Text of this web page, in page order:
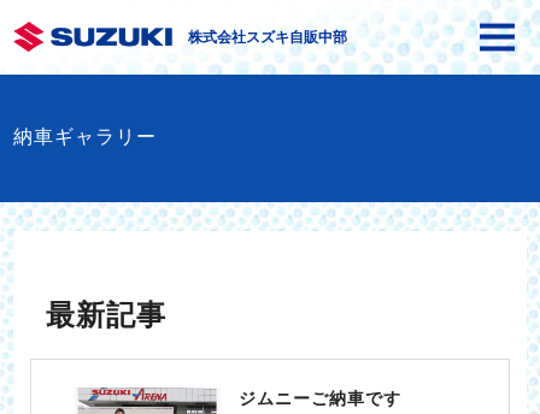
株式会社スズキ自販中部
納車ギャラリー
最新記事
ジムニーご納車です